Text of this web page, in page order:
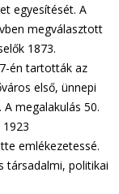
egyesítését. A
megválasztott
1873.
én tartották az
első, ünnepi
megalakulás 50.
emlékezetessé.
társadalmi, politikai